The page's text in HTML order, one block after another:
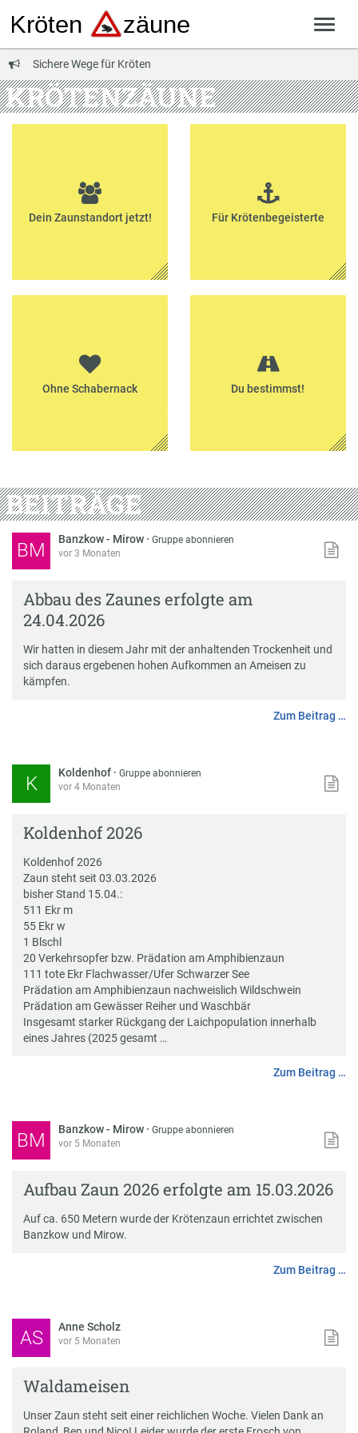
Sichere Wege für Kröten
KRÖTENZÄUNE
Dein Zaunstandort jetzt! Für Krötenbegeisterte
Ohne Schabernack Du bestimmst!
BEITRÄGE
BM Banzkow - Mirow ·Gruppe abonnieren
vor 3 Monaten
Abbau des Zaunes erfolgte am
24.04.2026
Wir hatten in diesem Jahr mit der anhaltenden Trockenheit und
sich daraus ergebenen hohen Aufkommen an Ameisen zu
kämpfen.
Zum Beitrag …
K Koldenhof ·Gruppe abonnieren
vor 4 Monaten
Koldenhof 2026
Koldenhof 2026
Zaun steht seit 03.03.2026
bisher Stand 15.04.:
511 Ekr m
55 Ekr w
1 Blschl
20 Verkehrsopfer bzw. Prädation am Amphibienzaun
111 tote Ekr Flachwasser/Ufer Schwarzer See
Prädation am Amphibienzaun nachweislich Wildschwein
Prädation am Gewässer Reiher und Waschbär
Insgesamt starker Rückgang der Laichpopulation innerhalb
eines Jahres (2025 gesamt …
Zum Beitrag …
BM Banzkow - Mirow ·Gruppe abonnieren
vor 5 Monaten
Aufbau Zaun 2026 erfolgte am 15.03.2026
Auf ca. 650 Metern wurde der Krötenzaun errichtet zwischen
Banzkow und Mirow.
Zum Beitrag …
AS Anne Scholz
vor 5 Monaten
Waldameisen
Unser Zaun steht seit einer reichlichen Woche. Vielen Dank an